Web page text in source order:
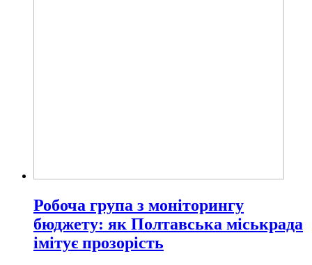
Робоча група з моніторингу
бюджету: як Полтавська міськрада
імітує прозорість